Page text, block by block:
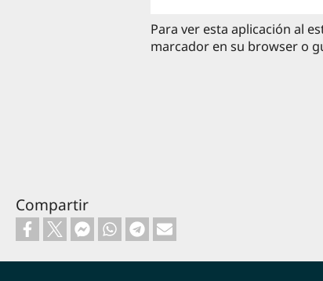
Para ver esta aplicación al
marcador en su browser o
Compartir